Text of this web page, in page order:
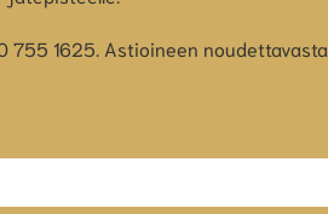
755 1625. Astioineen noudettavasta